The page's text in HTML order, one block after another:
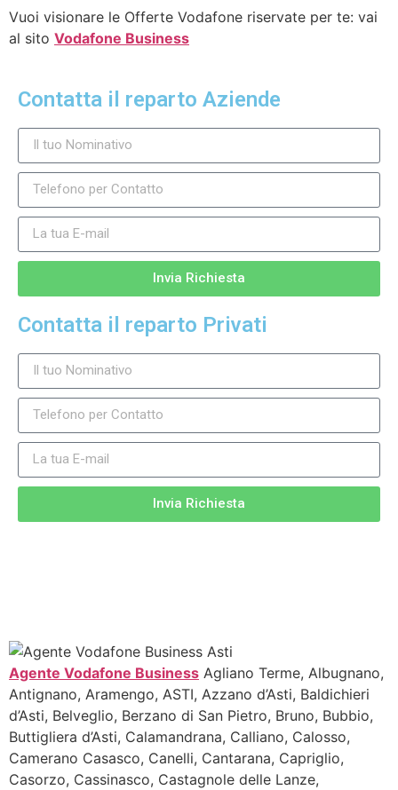
Vuoi visionare le Offerte Vodafone riservate per te: vai
al sito Vodafone Business
Contatta il reparto Aziende
Invia Richiesta
Contatta il reparto Privati
Invia Richiesta
Agente Vodafone Business Agliano Terme, Albugnano,
Antignano, Aramengo, ASTI, Azzano d’Asti, Baldichieri
d’Asti, Belveglio, Berzano di San Pietro, Bruno, Bubbio,
Buttigliera d’Asti, Calamandrana, Calliano, Calosso,
Camerano Casasco, Canelli, Cantarana, Capriglio,
Casorzo, Cassinasco, Castagnole delle Lanze,